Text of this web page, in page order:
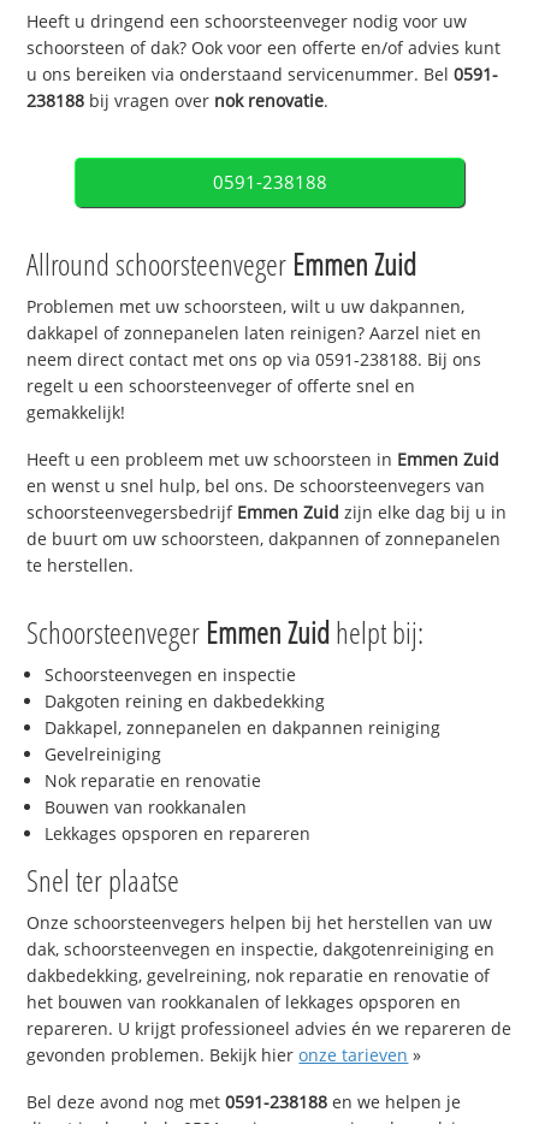
Heeft u dringend een schoorsteenveger nodig voor uw
schoorsteen of dak? Ook voor een offerte en/of advies kunt
u ons bereiken via onderstaand servicenummer. Bel0591-
238188 bij vragen over nok renovatie.
0591-238188
Allround schoorsteenveger Emmen Zuid
Problemen met uw schoorsteen, wilt u uw dakpannen,
dakkapel of zonnepanelen laten reinigen? Aarzel niet en
neem direct contact met ons op via 0591-238188. Bij ons
regelt u een schoorsteenveger of offerte snel en
gemakkelijk!
Heeft u een probleem met uw schoorsteen in Emmen Zuid
en wenst u snel hulp, bel ons. De schoorsteenvegers van
schoorsteenvegersbedrijf Emmen Zuid zijn elke dag bij u in
de buurt om uw schoorsteen, dakpannen of zonnepanelen
te herstellen.
Schoorsteenveger Emmen Zuidhelpt bij:
Schoorsteenvegen en inspectie
Dakgoten reining en dakbedekking
Dakkapel, zonnepanelen en dakpannen reiniging
Gevelreiniging
Nok reparatie en renovatie
Bouwen van rookkanalen
Lekkages opsporen en repareren
Snel ter plaatse
Onze schoorsteenvegers helpen bij het herstellen van uw
dak, schoorsteenvegen en inspectie, dakgotenreiniging en
dakbedekking, gevelreining, nok reparatie en renovatie of
het bouwen van rookkanalen of lekkages opsporen en
repareren. U krijgt professioneel advies én we repareren de
gevonden problemen. Bekijk hieronze tarieven »
Bel deze avond nog met0591-238188 en we helpen je